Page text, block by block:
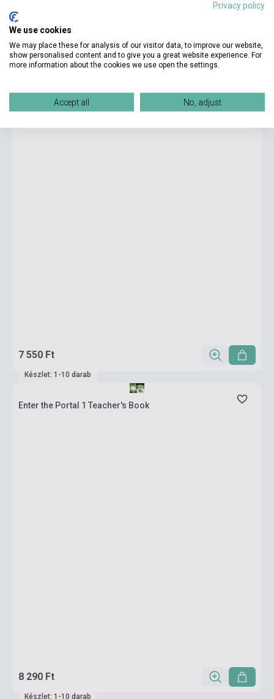
8 290 Ft
Készlet: 1-10 darab
7 550 Ft
Készlet: 1-10 darab
Enter the Portal 1 Teacher's Book
8 290 Ft
Készlet: 1-10 darab
Privacy policy
We use cookies
We may place these for analysis of our visitor data, to improve our website,
show personalised content and to give you a great website experience. For
more information about the cookies we use open the settings.
Accept all No, adjust